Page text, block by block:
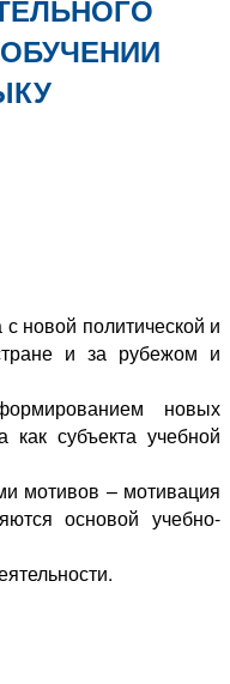
новой политической и
и за рубежом и
новых
как субъекта учебной
мотивов – мотивация
основой учебно-